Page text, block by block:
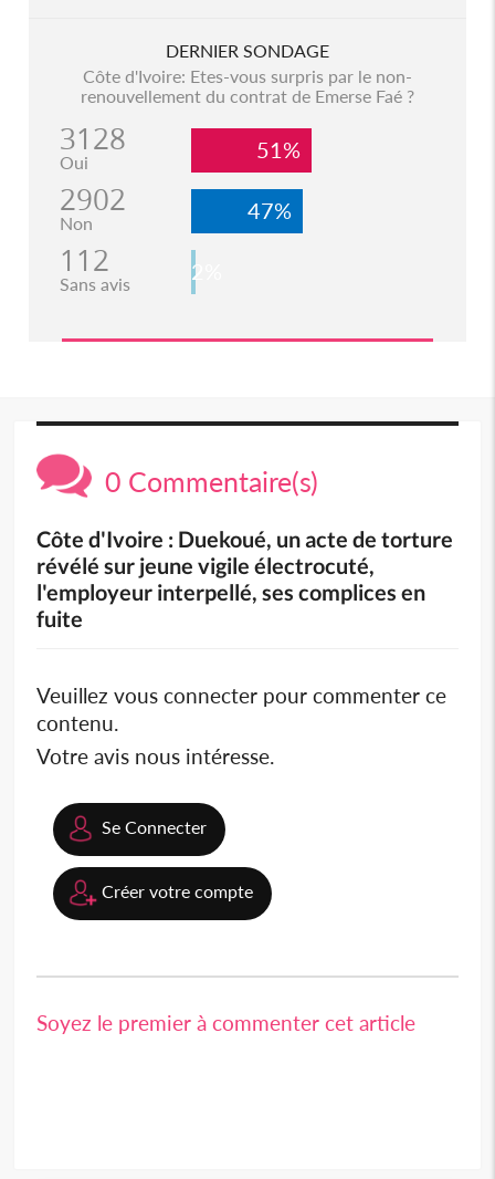
DERNIER SONDAGE
Côte d'Ivoire: Etes-vous surpris par le non-
renouvellement du contrat de Emerse Faé ?
3128
Oui 51%
2902
Non 47%
112
Sans avis 2%
0 Commentaire(s)
Côte d'Ivoire : Duekoué, un acte de torture
révélé sur jeune vigile électrocuté,
l'employeur interpellé, ses complices en
fuite
Veuillez vous connecter pour commenter ce
contenu.
Votre avis nous intéresse.
Se Connecter
Créer votre compte
Soyez le premier à commenter cet article